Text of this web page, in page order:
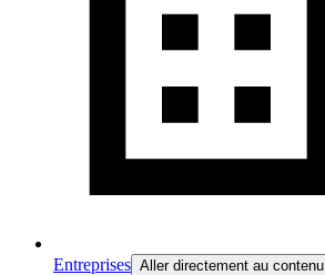
Entreprises Aller directement au contenu